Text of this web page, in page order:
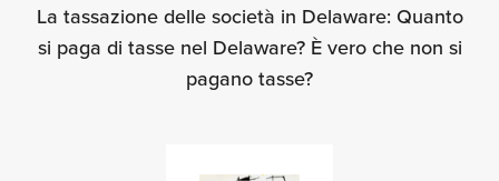
La tassazione delle società in Delaware: Quanto
si paga di tasse nel Delaware? È vero che non si
pagano tasse?